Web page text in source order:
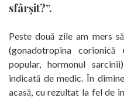
sfârşit?”.
Peste două zile am mers
(gonadotropina
popular, hormonul
indicată de medic. În
acasă, cu rezultat la fel de